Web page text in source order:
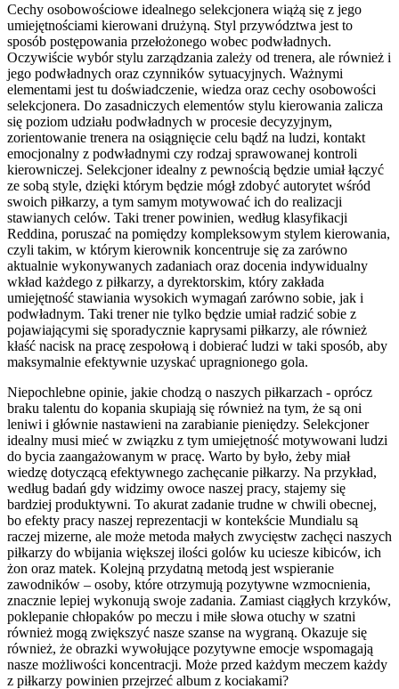
Cechy osobowościowe idealnego selekcjonera wiążą się z jego
umiejętnościami kierowani drużyną. Styl przywództwa jest to
sposób postępowania przełożonego wobec podwładnych.
Oczywiście wybór stylu zarządzania zależy od trenera, ale również i
jego podwładnych oraz czynników sytuacyjnych. Ważnymi
elementami jest tu doświadczenie, wiedza oraz cechy osobowości
selekcjonera. Do zasadniczych elementów stylu kierowania zalicza
się poziom udziału podwładnych w procesie decyzyjnym,
zorientowanie trenera na osiągnięcie celu bądź na ludzi, kontakt
emocjonalny z podwładnymi czy rodzaj sprawowanej kontroli
kierowniczej. Selekcjoner idealny z pewnością będzie umiał łączyć
ze sobą style, dzięki którym będzie mógł zdobyć autorytet wśród
swoich piłkarzy, a tym samym motywować ich do realizacji
stawianych celów. Taki trener powinien, według klasyfikacji
Reddina, poruszać na pomiędzy kompleksowym stylem kierowania,
czyli takim, w którym kierownik koncentruje się za zarówno
aktualnie wykonywanych zadaniach oraz docenia indywidualny
wkład każdego z piłkarzy, a dyrektorskim, który zakłada
umiejętność stawiania wysokich wymagań zarówno sobie, jak i
podwładnym. Taki trener nie tylko będzie umiał radzić sobie z
pojawiającymi się sporadycznie kaprysami piłkarzy, ale również
kłaść nacisk na pracę zespołową i dobierać ludzi w taki sposób, aby
maksymalnie efektywnie uzyskać upragnionego gola.
Niepochlebne opinie, jakie chodzą o naszych piłkarzach - oprócz
braku talentu do kopania skupiają się również na tym, że są oni
leniwi i głównie nastawieni na zarabianie pieniędzy. Selekcjoner
idealny musi mieć w związku z tym umiejętność motywowani ludzi
do bycia zaangażowanym w pracę. Warto by było, żeby miał
wiedzę dotyczącą efektywnego zachęcanie piłkarzy. Na przykład,
według badań gdy widzimy owoce naszej pracy, stajemy się
bardziej produktywni. To akurat zadanie trudne w chwili obecnej,
bo efekty pracy naszej reprezentacji w kontekście Mundialu są
raczej mizerne, ale może metoda małych zwycięstw zachęci naszych
piłkarzy do wbijania większej ilości golów ku uciesze kibiców, ich
żon oraz matek. Kolejną przydatną metodą jest wspieranie
zawodników – osoby, które otrzymują pozytywne wzmocnienia,
znacznie lepiej wykonują swoje zadania. Zamiast ciągłych krzyków,
poklepanie chłopaków po meczu i miłe słowa otuchy w szatni
również mogą zwiększyć nasze szanse na wygraną. Okazuje się
również, że obrazki wywołujące pozytywne emocje wspomagają
nasze możliwości koncentracji. Może przed każdym meczem każdy
z piłkarzy powinien przejrzeć album z kociakami?